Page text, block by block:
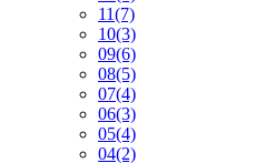
11(7)
10(3)
09(6)
08(5)
07(4)
06(3)
05(4)
04(2)